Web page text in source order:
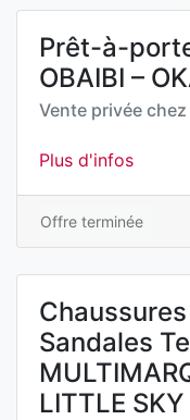
Prêt-à-
OBAIBI –
Vente privée chez
Plus d'infos
Offre terminée
Sandales
LITTLE SKY